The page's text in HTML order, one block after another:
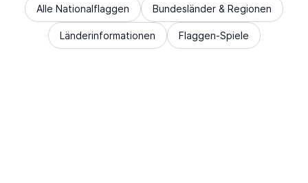
Alle Nationalflaggen Bundesländer & Regionen
Länderinformationen Flaggen-Spiele